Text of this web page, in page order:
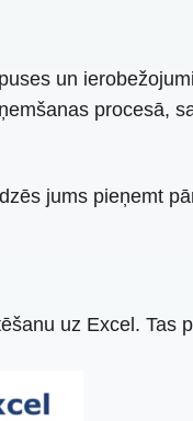
un
procesā,
jums pieņemt
uz Excel. Tas